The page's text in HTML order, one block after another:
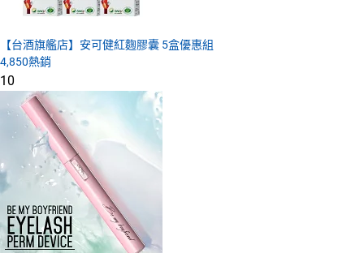
【台酒旗艦店】安可健紅麴膠囊 5盒優惠組
4,850熱銷
10